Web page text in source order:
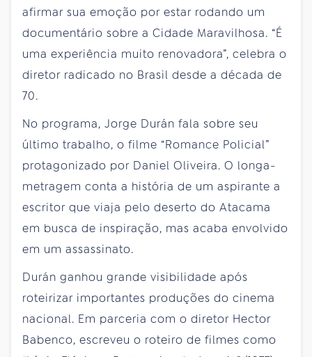
afirmar sua emoção por estar rodando um
documentário sobre a Cidade Maravilhosa. “É
uma experiência muito renovadora”, celebra o
diretor radicado no Brasil desde a década de
70.
No programa, Jorge Durán fala sobre seu
último trabalho, o filme “Romance Policial”
protagonizado por Daniel Oliveira. O longa-
metragem conta a história de um aspirante a
escritor que viaja pelo deserto do Atacama
em busca de inspiração, mas acaba envolvido
em um assassinato.
Durán ganhou grande visibilidade após
roteirizar importantes produções do cinema
nacional. Em parceria com o diretor Hector
Babenco, escreveu o roteiro de filmes como